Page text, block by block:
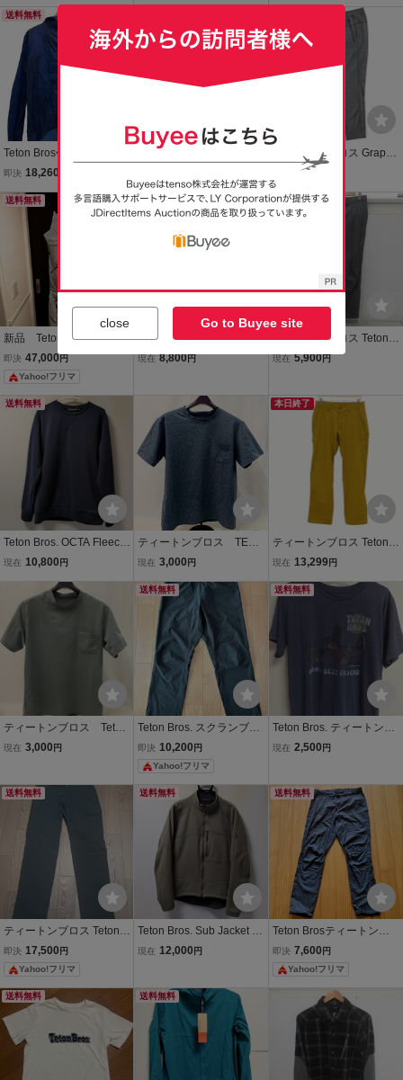
送料無料
Teton Bros◆Wind River A
P Hoody/タグ付/L/ナイロ
ン/BLU/チェック/TB231-8
5M//
即決 18,260
TETON-BROS ティートン
ック IND RIVER HOODY
ブラック JP M トップス
ナイロン メンズ 中古
ティートンブロス Graphe
ne Pant グラフェンパンツ
XLサイズ Teton Bros. フ
リースパンツ Graphite
6,500
送料無料
新品 Teton Bros. ティー
トンブロス TB PANT LIG
HT GRAY メンズ M
即決 47,000円
Yahoo!フリマ
本日終了
ティートンブロス Teton B
ros. Wind River Hoody TB
現在 8,800円
本日終了
ティートンブロス Teton B
ros. Wind River Pants TB
現在 5,900 円
送料無料
Teton Bros. OCTA Fleece
Crew Navy Mサイズ ティ
ース クルーネック
現在 10,800 円
ティートンブロス TETO
N BROS メンズ ベイパ
Pocket Tee 半袖ポケット
Tシャツ Sサイズ
現在 3,000 円
本日終了
ティートンブロス Teton B
ros. Wild Bunch Pant TB2
パンツ ユニセックス M ア
ウトドア デイリー cd04m
n-rk26y11980
現在 13,299円
ティートンブロス Teton
Bros ベイパーポケットテ
ットTシャツ
現在 3,000 円
送料無料
Teton Bros. スクランブリ
ングパンツ ティートンブ
ロス メンズ L
即決 10,200 円
Yahoo!フリマ
送料無料
Teton Bros. ティートンブ
ロス Tシャツ men's Mサ
現在 2,500 円
送料無料
ティートンブロス Teton B
ros. アブサロカパンツ (メ
ンズ) Absaroka Pant (Me
即決 17,500 円
Yahoo!フリマ
送料無料
Teton Bros. Sub Jacket K
haki ティートンブロス サ
TB243-620223
現在 12,000 円
送料無料
Teton Brosティートンブ
ロス/ウィンドリバーパン
ツS
即決 7,600 円
Yahoo!フリマ
送料無料 送料無料
close Go to Buyee site